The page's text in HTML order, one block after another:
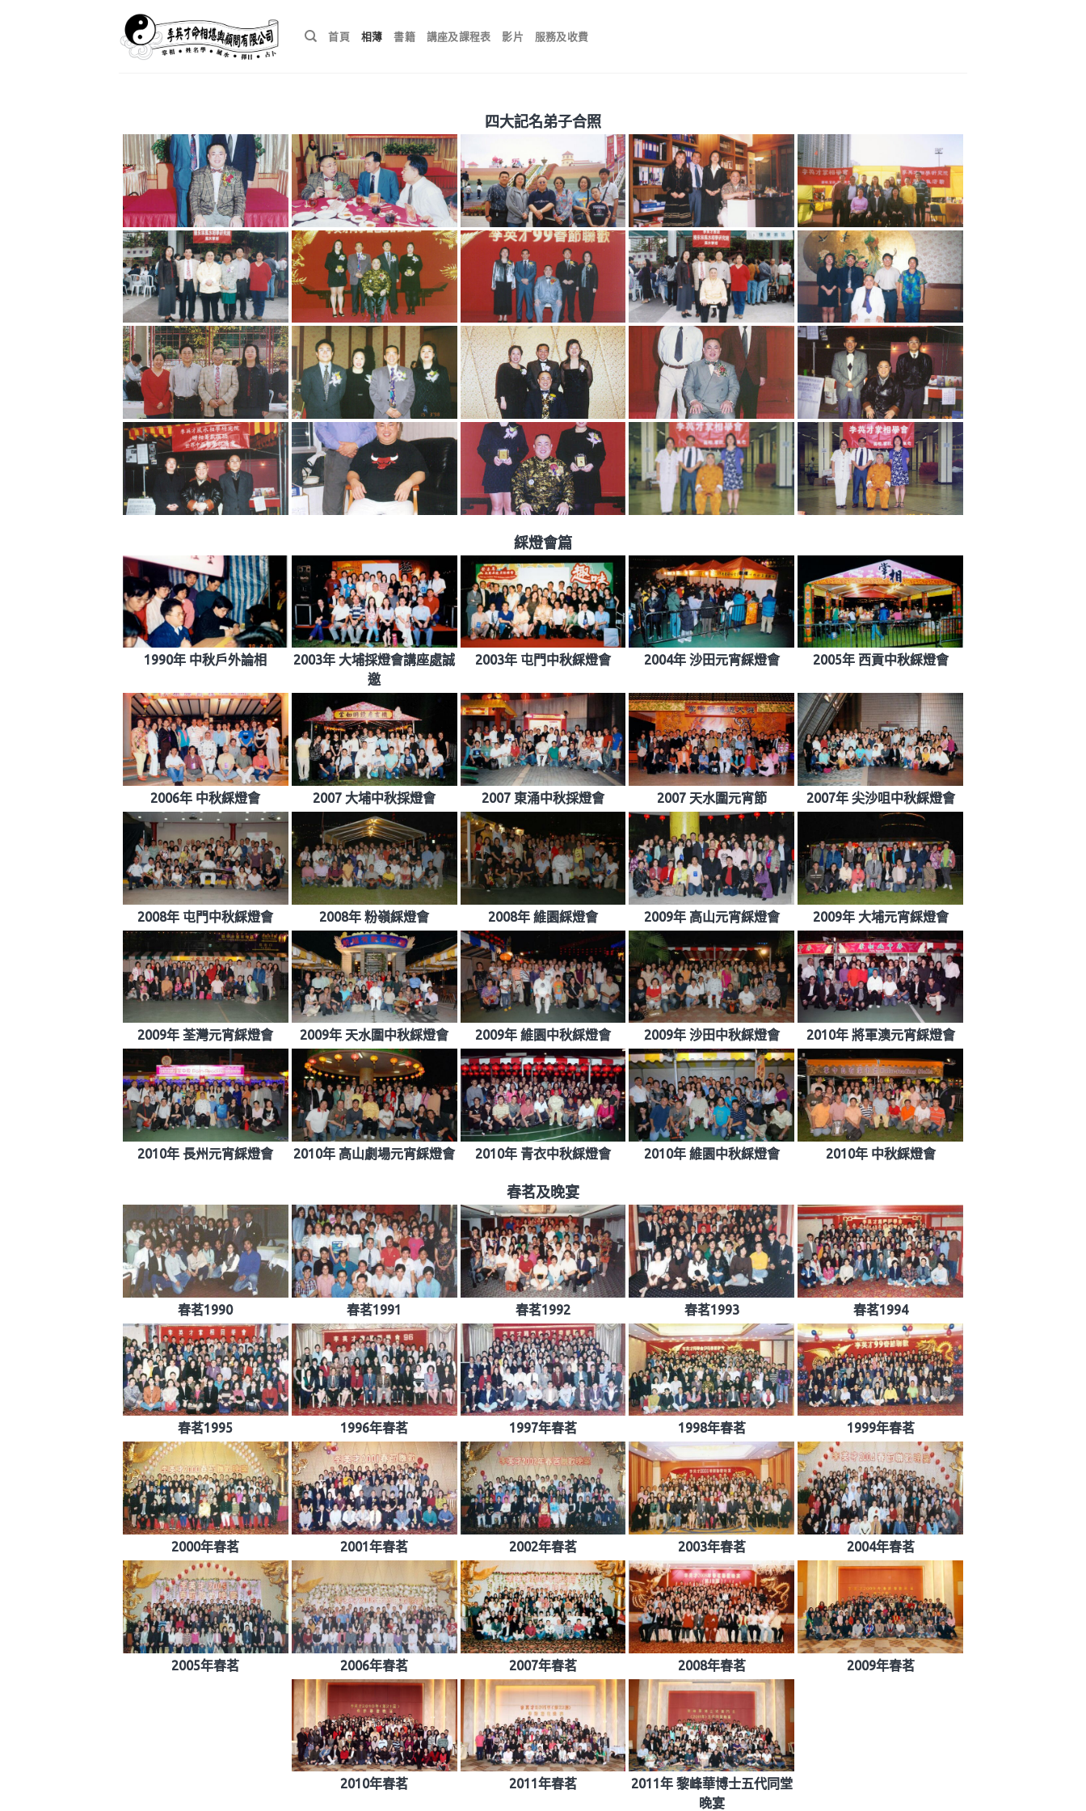
首頁 相薄 書籍 講座及課程表 影片 服務及收費
四大記名弟子合照
綵燈會篇
1990年 中秋戶外論相
2003年 大埔採燈會講座處誠
邀
2003年 屯門中秋綵燈會 2004年 沙田元宵綵燈會 2005年 西貢中秋綵燈會
2006年 中秋綵燈會 2007 大埔中秋採燈會 2007 東涌中秋採燈會 2007 天水圍元宵節 2007年 尖沙咀中秋綵燈會
2008年 屯門中秋綵燈會 2008年 粉嶺綵燈會 2008年 維園綵燈會 2009年 高山元宵綵燈會 2009年 大埔元宵綵燈會
2009年 荃灣元宵綵燈會 2009年 天水圍中秋綵燈會 2009年 維園中秋綵燈會 2009年 沙田中秋綵燈會 2010年 將軍澳元宵綵燈會
2010年 長州元宵綵燈會 2010年 高山劇場元宵綵燈會 2010年 青衣中秋綵燈會 2010年 維園中秋綵燈會 2010年 中秋綵燈會
春茗及晚宴
春茗1990 春茗1991 春茗1992 春茗1993 春茗1994
春茗1995 1996年春茗 1997年春茗 1998年春茗 1999年春茗
2000年春茗 2001年春茗 2002年春茗 2003年春茗 2004年春茗
2005年春茗 2006年春茗 2007年春茗 2008年春茗 2009年春茗
2010年春茗 2011年春茗
2011年 黎峰華博士五代同堂
晚宴